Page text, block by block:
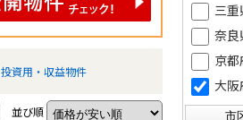
投資用・収益物件
並び順
三重
奈良
京都
大阪